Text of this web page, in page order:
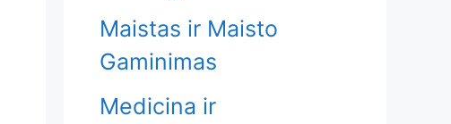
Maistas ir Maisto
Gaminimas
Medicina ir